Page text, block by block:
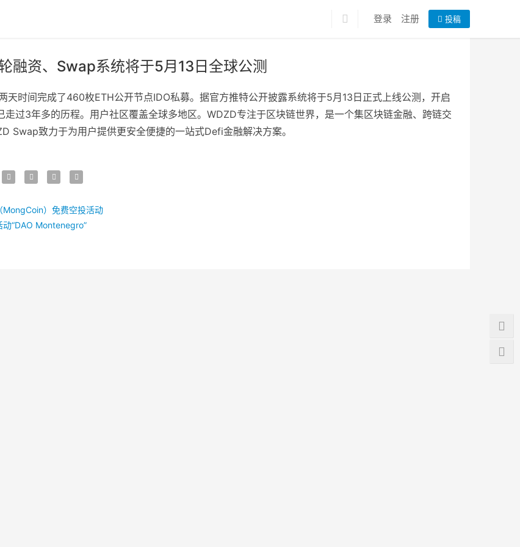
登录 注册 投稿
融资、Swap系统将于5月13日全球公测
时间完成了460枚ETH公开节点IDO私募。据官方推特公开披露系统将于5月13日正式上线公测，开启
过3年多的历程。用户社区覆盖全球多地区。WDZD专注于区块链世界，是一个集区块链金融、跨链交
Swap致力于为用户提供更安全便捷的一站式Defi金融解决方案。
）免费空投活动
“DAO Montenegro”